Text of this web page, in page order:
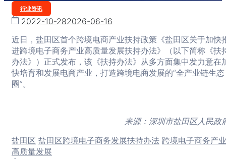
Categories
行业资讯
2022-10-282026-06-16
近日，盐田区首个跨境电商产业扶持政策《盐田区关于加快
进跨境电子商务产业高质量发展扶持办法》（以下简称《扶
办法》）正式发布，该《扶持办法》从多方面集中发力意在
快培育和发展电商产业，打造跨境电商发展的“全产业链生态
圈”。
来源：深圳市盐田区人民政
Tags:
盐田区 盐田区跨境电子商务发展扶持办法 跨境电子商务产业
高质量发展